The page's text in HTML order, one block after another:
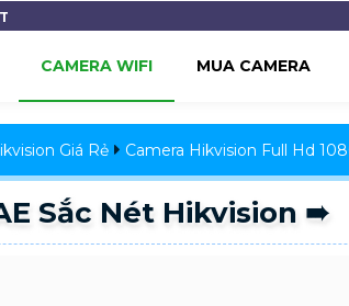
CAMERA WIFI MUA CAMERA
Giá Rẻ Camera Hikvision Full Hd
Sắc Nét Hikvision ➠